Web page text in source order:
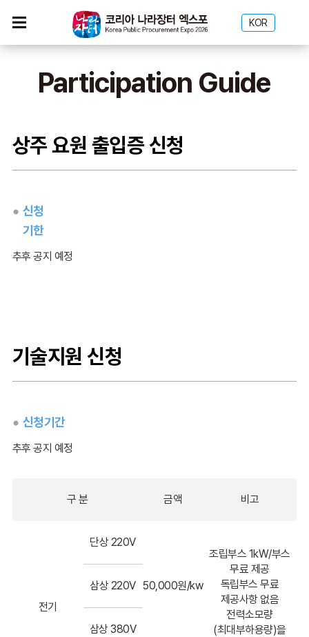
KOR
Participation Guide
상주 요원 출입증 신청
신청
기한
추후 공지 예정
기술지원 신청
신청기간
추후 공지 예정
구 분 금액 비고
전기
단상 220V
50,000원/kw
조립부스 1kW/부스
무료 제공
독립부스 무료
제공사항 없음
전력소모량
(최대부하용량)을
삼상 220V
삼상 380V